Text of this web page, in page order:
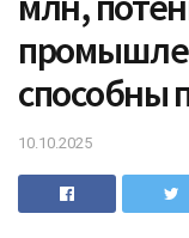
способны
10.10.2025